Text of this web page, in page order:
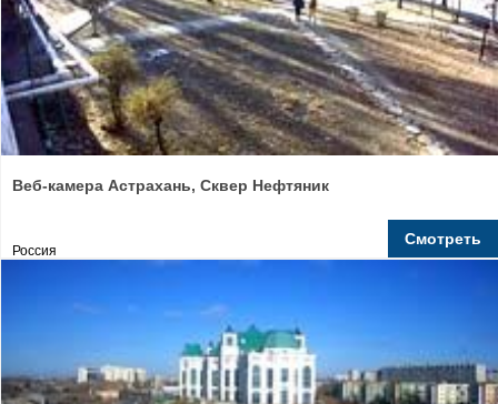
Веб-камера Астрахань, Сквер Нефтяник
Россия
Смотреть